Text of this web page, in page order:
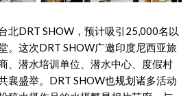
北DRT SHOW，预计吸引25,000名以
。这次DRT SHOW广邀印度尼西亚旅
、潜水培训单位、潜水中心、度假村
襄盛举。DRT SHOW也规划诸多活动